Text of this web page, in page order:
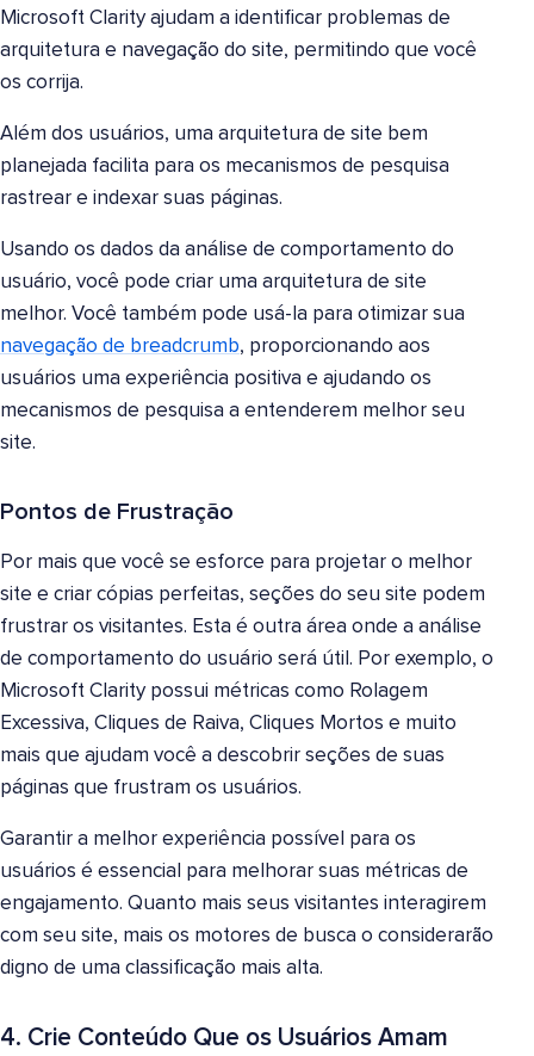
Microsoft Clarity ajudam a identificar problemas de
arquitetura e navegação do site, permitindo que você
os corrija.
Além dos usuários, uma arquitetura de site bem
planejada facilita para os mecanismos de pesquisa
rastrear e indexar suas páginas.
Usando os dados da análise de comportamento do
usuário, você pode criar uma arquitetura de site
melhor. Você também pode usá-la para otimizar sua
navegação de breadcrumb, proporcionando aos
usuários uma experiência positiva e ajudando os
mecanismos de pesquisa a entenderem melhor seu
site.
Pontos de Frustração
Por mais que você se esforce para projetar o melhor
site e criar cópias perfeitas, seções do seu site podem
frustrar os visitantes. Esta é outra área onde a análise
de comportamento do usuário será útil. Por exemplo, o
Microsoft Clarity possui métricas como Rolagem
Excessiva, Cliques de Raiva, Cliques Mortos e muito
mais que ajudam você a descobrir seções de suas
páginas que frustram os usuários.
Garantir a melhor experiência possível para os
usuários é essencial para melhorar suas métricas de
engajamento. Quanto mais seus visitantes interagirem
com seu site, mais os motores de busca o considerarão
digno de uma classificação mais alta.
4. Crie Conteúdo Que os Usuários Amam